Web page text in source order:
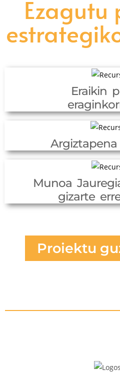
Ezagutu
Eraikin
Munoa
gizarte
Proiektu